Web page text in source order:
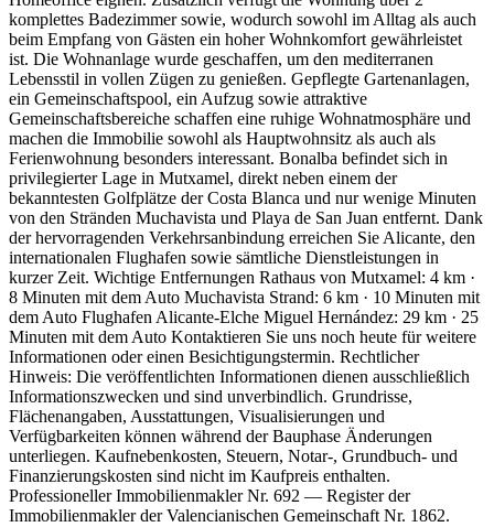
komplettes Badezimmer sowie, wodurch sowohl im Alltag als auch
beim Empfang von Gästen ein hoher Wohnkomfort gewährleistet
ist. Die Wohnanlage wurde geschaffen, um den mediterranen
Lebensstil in vollen Zügen zu genießen. Gepflegte Gartenanlagen,
ein Gemeinschaftspool, ein Aufzug sowie attraktive
Gemeinschaftsbereiche schaffen eine ruhige Wohnatmosphäre und
machen die Immobilie sowohl als Hauptwohnsitz als auch als
Ferienwohnung besonders interessant. Bonalba befindet sich in
privilegierter Lage in Mutxamel, direkt neben einem der
bekanntesten Golfplätze der Costa Blanca und nur wenige Minuten
von den Stränden Muchavista und Playa de San Juan entfernt. Dank
der hervorragenden Verkehrsanbindung erreichen Sie Alicante, den
internationalen Flughafen sowie sämtliche Dienstleistungen in
kurzer Zeit. Wichtige Entfernungen Rathaus von Mutxamel: 4 km ·
8 Minuten mit dem Auto Muchavista Strand: 6 km · 10 Minuten mit
dem Auto Flughafen Alicante-Elche Miguel Hernández: 29 km · 25
Minuten mit dem Auto Kontaktieren Sie uns noch heute für weitere
Informationen oder einen Besichtigungstermin. Rechtlicher
Hinweis: Die veröffentlichten Informationen dienen ausschließlich
Informationszwecken und sind unverbindlich. Grundrisse,
Flächenangaben, Ausstattungen, Visualisierungen und
Verfügbarkeiten können während der Bauphase Änderungen
unterliegen. Kaufnebenkosten, Steuern, Notar-, Grundbuch- und
Finanzierungskosten sind nicht im Kaufpreis enthalten.
Professioneller Immobilienmakler Nr. 692 — Register der
Immobilienmakler der Valencianischen Gemeinschaft Nr. 1862.